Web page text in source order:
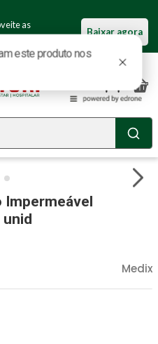
as
Baixar agora
Impermeável
unid
Medix